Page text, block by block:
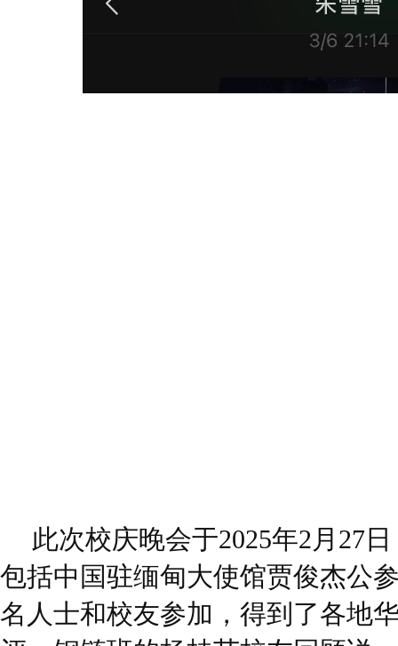
此次校庆晚会于2025年2月27
包括中国驻缅甸大使馆贾俊杰公
名人士和校友参加，得到了各地